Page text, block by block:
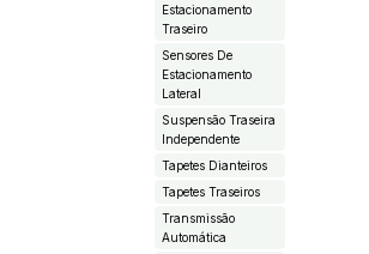
Estacionamento
Traseiro
Sensores De
Estacionamento
Lateral
Suspensão Traseira
Independente
Tapetes Dianteiros
Tapetes Traseiros
Transmissão
Automática